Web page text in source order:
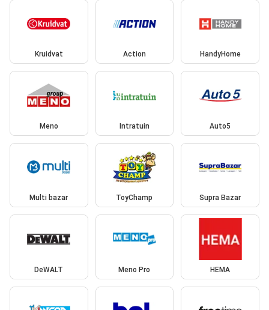
Kruidvat Action HandyHome
Meno Intratuin Auto5
Multi bazar ToyChamp Supra Bazar
DeWALT Meno Pro HEMA